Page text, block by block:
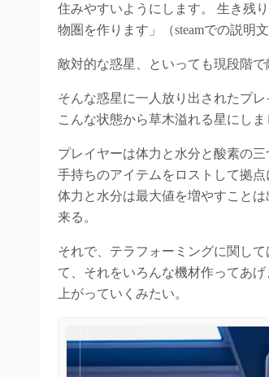
住みやすいようにします。 生き残
物圏を作ります」（steamでの説明文
敵対的な惑星、といっても現段階
そんな惑星に一人放り出されたプ
こんな状態から草木溢れる星にしま
プレイヤーは体力と水分と酸素の
手持ちのアイテムをロストして拠点
体力と水分は最大値を増やすこと
来る。
それで、テラフォーミングに関し
て、それをいろんな機材作ってあ
上がっていくみたい。